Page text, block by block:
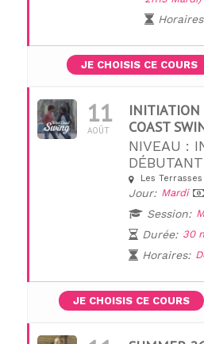
JE CHOISIS CE COURS
11
AOÛT
INITIATION
COAST
NIVEAU :
DÉBUTANT
Les
Jour: Mardi
Session:
Durée: 30
Horaires:
JE CHOISIS CE COURS